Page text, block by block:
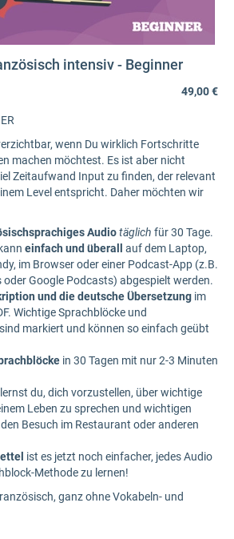
intensiv - Beginner
49,00 €
wenn Du wirklich Fortschritte
machen möchtest. Es ist aber nicht
Zeitaufwand Input zu finden, der relevant
Level entspricht. Daher möchten wir
Audiotäglich für 30 Tage.
einfach und überall
auf dem Laptop,
im Browser oder einer Podcast-App (z.B.
Google Podcasts) abgespielt werden.
und die deutsche Übersetzung im
Wichtige Sprachblöcke und
markiert und können so einfach geübt
in 30 Tagen mit nur 2-3 Minuten
du, dich vorzustellen, über wichtige
Leben zu sprechen und wichtigen
Besuch im Restaurant oder anderen
ist es jetzt noch einfacher, jedes Audio
Methode zu lernen!
ganz ohne Vokabeln- und